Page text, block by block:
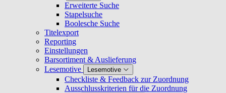
Erweiterte Suche
Stapelsuche
Boolesche Suche
Titelexport
Reporting
Einstellungen
Barsortiment & Auslieferung
Lesemotive
Lesemotive
Checkliste & Feedback zur Zuordnung
Ausschlusskriterien für die Zuordnung